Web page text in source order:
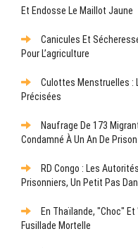
Et Endosse Le Maillot Jaune
Canicules Et
Pour L’agriculture
Culottes Menstruelles :
Précisées
Naufrage De 173
Condamné À Un An De Prison
RD Congo : Les
Prisonniers, Un Petit Pas
En Thaïlande, "choc" Et
Fusillade Mortelle